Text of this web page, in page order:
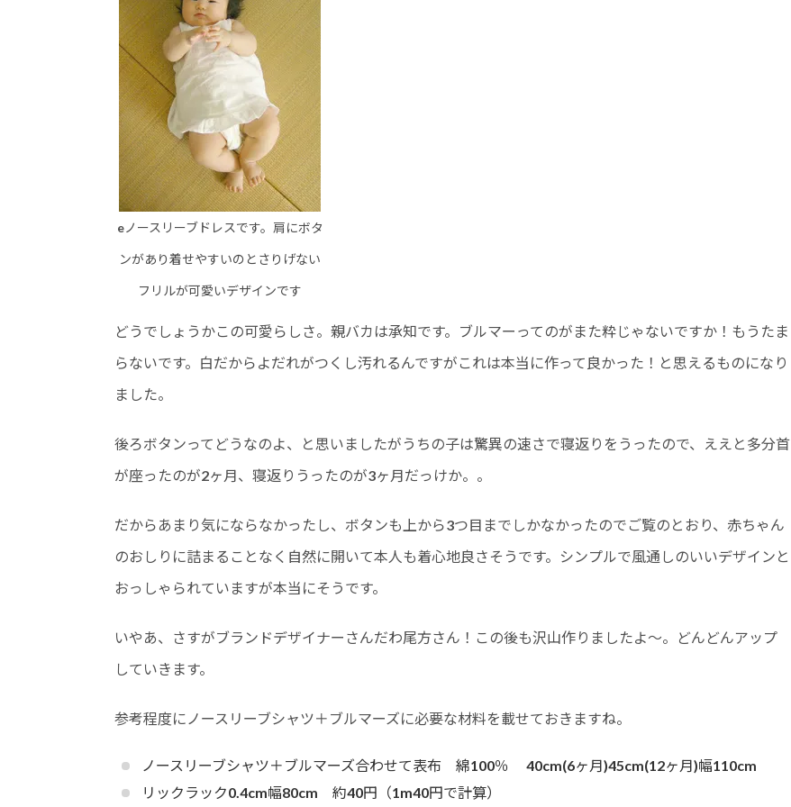
eノースリーブドレスです。肩にボタ
ンがあり着せやすいのとさりげない
フリルが可愛いデザインです
どうでしょうかこの可愛らしさ。親バカは承知です。ブルマーってのがまた粋じゃないですか！もうたま
らないです。白だからよだれがつくし汚れるんですがこれは本当に作って良かった！と思えるものになり
ました。
後ろボタンってどうなのよ、と思いましたがうちの子は驚異の速さで寝返りをうったので、ええと多分首
が座ったのが2ヶ月、寝返りうったのが3ヶ月だっけか。。
だからあまり気にならなかったし、ボタンも上から3つ目までしかなかったのでご覧のとおり、赤ちゃん
のおしりに詰まることなく自然に開いて本人も着心地良さそうです。シンプルで風通しのいいデザインと
おっしゃられていますが本当にそうです。
いやあ、さすがブランドデザイナーさんだわ尾方さん！この後も沢山作りましたよ〜。どんどんアップ
していきます。
参考程度にノースリーブシャツ＋ブルマーズに必要な材料を載せておきますね。
ノースリーブシャツ＋ブルマーズ合わせて表布 綿100％ 40cm(6ヶ月)45cm(12ヶ月)幅110cm
リックラック0.4cm幅80cm 約40円（1m40円で計算）